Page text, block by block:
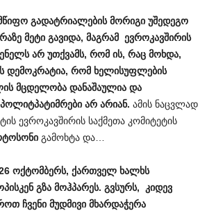
გადატრიალების მორიგი უშედეგო
მეტი გავიდა, მაგრამ ევროკავშირის
არ უთქვამს, რომ ის, რაც მოხდა,
დემოკრატია, რომ ხელისუფლების
მცდელობა დანაშაულია და
არ არიან. ამის ნაცვლად
ევროკავშირის საქმეთა კომიტეტის
გამოხტა და…
ოქტომბერს, ქართველ ხალხს
გზა მოჰპარეს. გვსურს, კიდევ
ჩვენი მუდმივი მხარდაჭერა